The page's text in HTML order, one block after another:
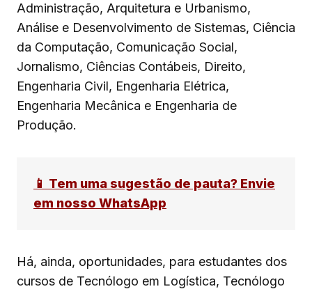
Administração, Arquitetura e Urbanismo,
Análise e Desenvolvimento de Sistemas, Ciência
da Computação, Comunicação Social,
Jornalismo, Ciências Contábeis, Direito,
Engenharia Civil, Engenharia Elétrica,
Engenharia Mecânica e Engenharia de
Produção.
📱 Tem uma sugestão de pauta? Envie
em nosso WhatsApp
Há, ainda, oportunidades, para estudantes dos
cursos de Tecnólogo em Logística, Tecnólogo